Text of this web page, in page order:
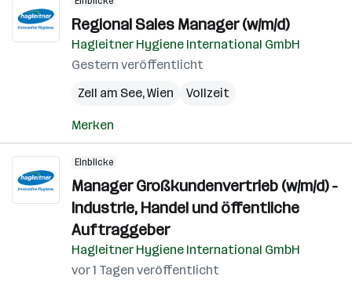
Regional Sales Manager (w/m/d)
Hagleitner Hygiene International GmbH
Gestern veröffentlicht
Zell am See,Wien Vollzeit
Merken
Einblicke
Manager Großkundenvertrieb (w/m/d) -
Industrie, Handel und öffentliche
Auftraggeber
Hagleitner Hygiene International GmbH
vor 1 Tagen veröffentlicht